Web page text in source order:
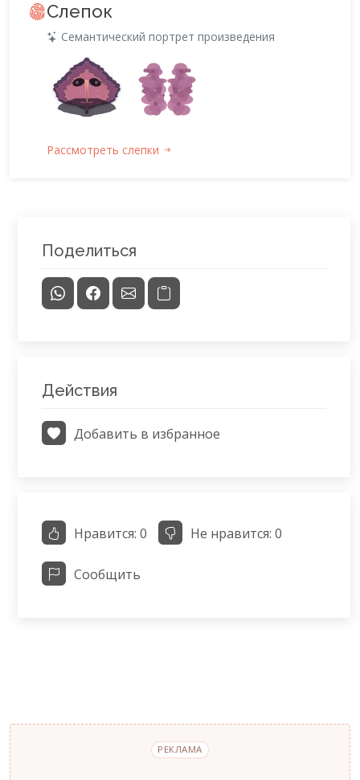
Слепок
Семантический портрет произведения
Рассмотреть слепки
Поделиться
Действия
Добавить в избранное
Нравится: 0 Не нравится: 0
Сообщить
РЕКЛАМА